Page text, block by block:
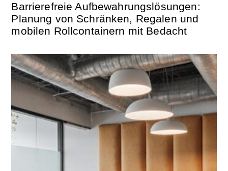
Barrierefreie Aufbewahrungslösungen:
Planung von Schränken, Regalen und
mobilen Rollcontainern mit Bedacht